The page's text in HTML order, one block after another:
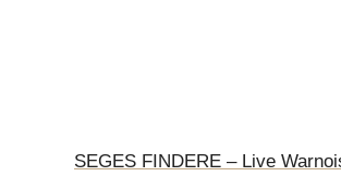
SEGES FINDERE – Live